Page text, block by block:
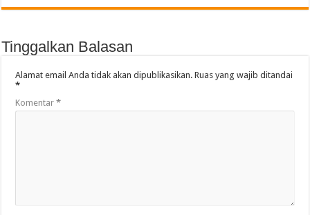
Tinggalkan Balasan
Alamat email Anda tidak akan dipublikasikan. Ruas yang wajib ditandai
*
Komentar*